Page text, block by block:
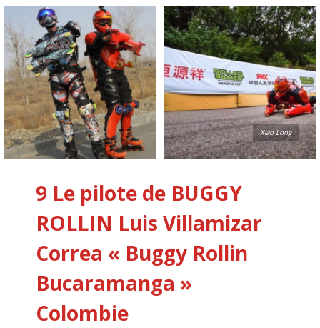
Xiao Long
9 Le pilote de BUGGY
ROLLIN Luis Villamizar
Correa « Buggy Rollin
Bucaramanga »
Colombie